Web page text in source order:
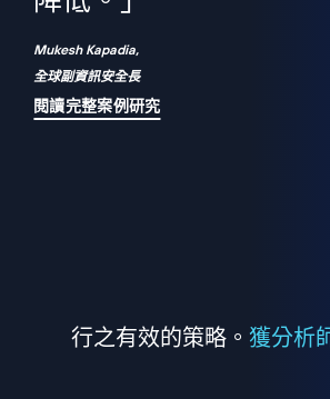
Mukesh Kapadia,
全球副資訊安全長
閱讀完整案例研究
行之有效的策略。 獲分析